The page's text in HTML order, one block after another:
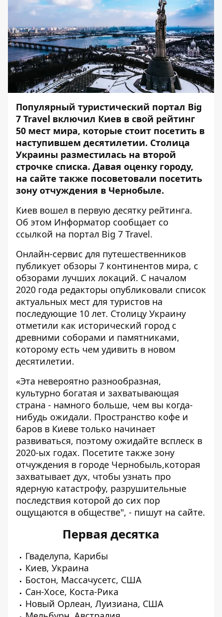
Популярный туристический портал Big
7 Travel включил Киев в свой рейтинг
50 мест мира, которые стоит посетить в
наступившем десятилетии. Столица
Украины разместилась на второй
строчке списка. Давая оценку городу,
на сайте также посоветовали посетить
зону отчуждения в Чернобыле.
Киев вошел в первую десятку рейтинга.
Об этом Информатор сообщает со
ссылкой на портал Big 7 Travel.
Онлайн-сервис для путешественников
публикует обзоры 7 континентов мира, с
обзорами лучших локаций. С началом
2020 года редакторы опубликовали список
актуальных мест для туристов на
последующие 10 лет. Столицу Украину
отметили как исторический город с
древними соборами и памятниками,
которому есть чем удивить в новом
десятилетии.
«Эта невероятно разнообразная,
культурно богатая и захватывающая
страна - намного больше, чем вы когда-
нибудь ожидали. Пространство кофе и
баров в Киеве только начинает
развиваться, поэтому ожидайте всплеск в
2020-ых годах. Посетите также зону
отчуждения в городе Чернобыль,которая
захватывает дух, чтобы узнать про
ядерную катастрофу, разрушительные
последствия которой до сих пор
ощущаются в обществе", - пишут на сайте.
Первая десятка
Гваделупа, Карибы
Киев, Украина
Бостон, Массачусетс, США
Сан-Хосе, Коста-Рика
Новый Орлеан, Луизиана, США